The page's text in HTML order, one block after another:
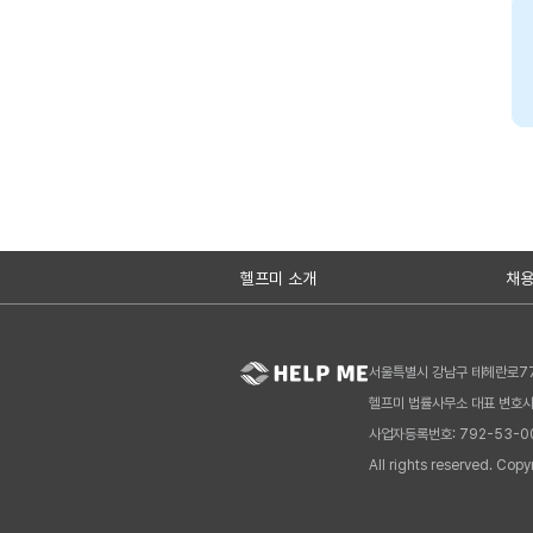
헬프미 소개 채
서울특별시 강남구 테헤란로
헬프미 법률사무소 대표 변호
사업자등록번호: 792-53-
All rights reserved.